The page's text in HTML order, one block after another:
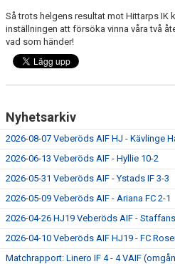
Så trots helgens resultat mot Hittarps IK
inställningen att försöka vinna våra två
vad som händer!
Nyhetsarkiv
2026-08-07 Veberöds AIF HJ - Kävlinge
2026-06-13 Veberöds AIF - Hyllie 10-2
2026-05-31 Veberöds AIF - Ystads IF 3-3
2026-05-09 Veberöds AIF - Ariana FC 2-1
2026-04-26 HJ19 Veberöds AIF -
2026-04-10 Veberöds AIF HJ19 - FC
Matchrapport: Linero IF 4 - 4 VAIF